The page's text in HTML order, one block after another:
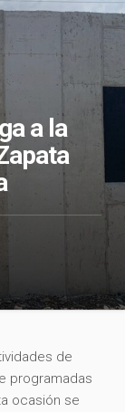
a la
de
programadas
ocasión se